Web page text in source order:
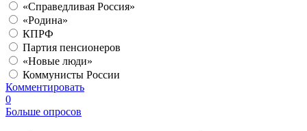
«Справедливая Россия»
«Родина»
КПРФ
Партия пенсионеров
«Новые люди»
Коммунисты России
Комментировать
0
Больше опросов